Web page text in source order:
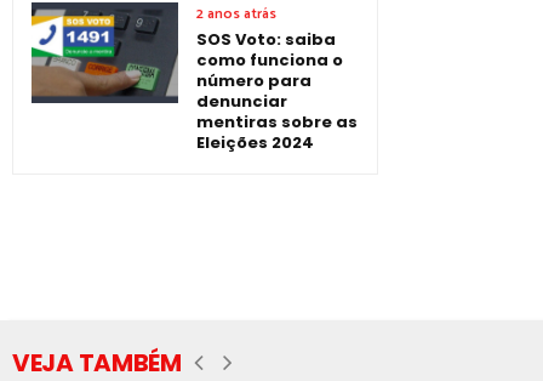
2 anos atrás
SOS Voto: saiba
como funciona o
número para
denunciar
mentiras sobre as
Eleições 2024
VEJA TAMBÉM